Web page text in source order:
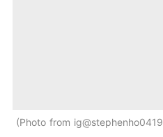
Photo from ig@stephenho0419